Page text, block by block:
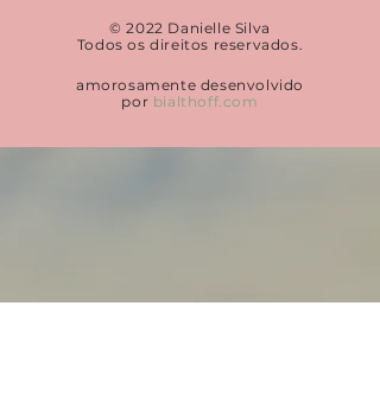
© 2022 Danielle Silva
Todos os direitos reservados.
amorosamente desenvolvido
por bialthoff.com